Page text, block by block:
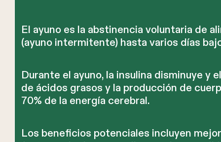
El ayuno es la abstinencia voluntaria de
(ayuno intermitente) hasta varios días
Durante el ayuno, la insulina disminuye y
de ácidos grasos y la producción de
70% de la energía cerebral.
Los beneficios potenciales incluyen